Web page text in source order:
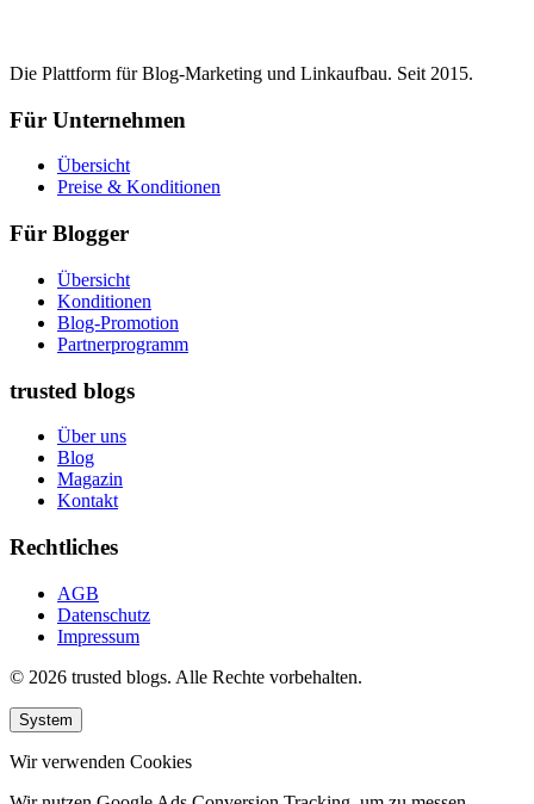
Die Plattform für Blog-Marketing und Linkaufbau. Seit 2015.
Für Unternehmen
Übersicht
Preise & Konditionen
Für Blogger
Übersicht
Konditionen
Blog-Promotion
Partnerprogramm
trusted blogs
Über uns
Blog
Magazin
Kontakt
Rechtliches
AGB
Datenschutz
Impressum
© 2026 trusted blogs. Alle Rechte vorbehalten.
System
Wir verwenden Cookies